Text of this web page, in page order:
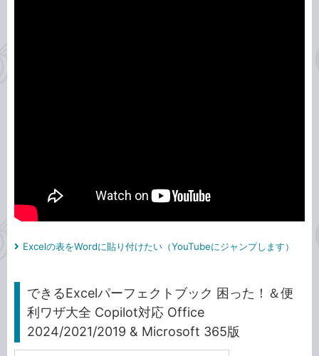
Excelの表をWordに貼り付けたい（YouTubeにジャンプします）
できるExcelパーフェクトブック 困った！＆便
利ワザ大全 Copilot対応 Office
2024/2021/2019 & Microsoft 365版